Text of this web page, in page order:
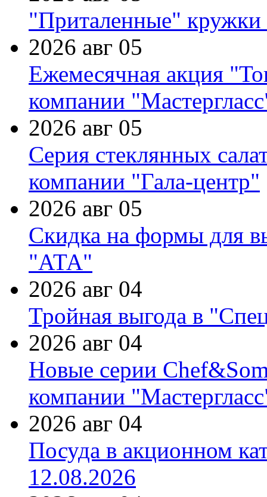
"Приталенные" кружки
2026 авг 05
Ежемесячная акция
компании
2026 авг 05
Серия стеклянных
компании "Гала-центр"
2026 авг 05
Скидка на формы для
"АТА"
2026 авг 04
Тройная выгода в
2026 авг 04
Новые серии
компании
2026 авг 04
Посуда в акционном
12.08.2026